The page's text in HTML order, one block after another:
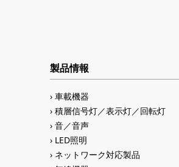
製品情報
車載機器
積層信号灯／表示灯／回転灯
音／音声
LED照明
ネットワーク対応製品